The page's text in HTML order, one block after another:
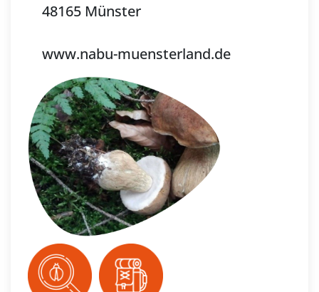
48165 Münster
www.nabu-muensterland.de